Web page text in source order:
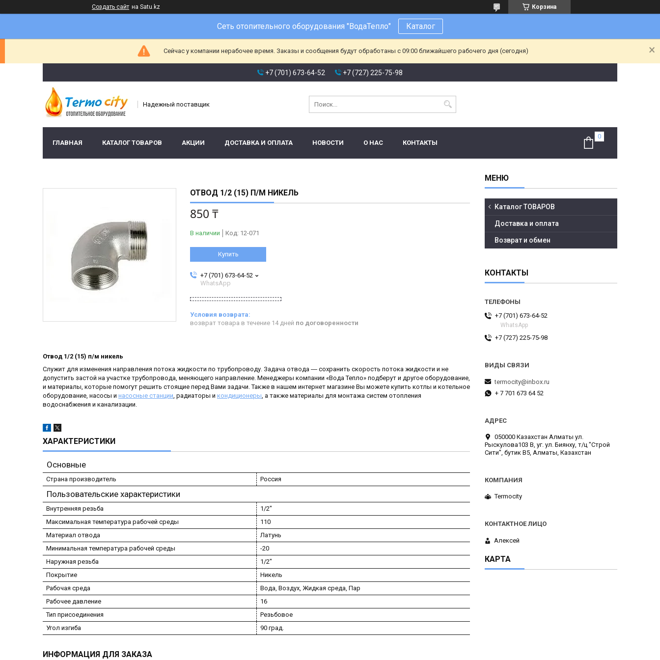
Создать сайт на Satu.kz Корзина
Сеть отопительного оборудования "ВодаТепло" Каталог
Сейчас у компании нерабочее время. Заказы и сообщения будут обработаны с 09:00 ближайшего рабочего дня (сегодня)
+7 (701) 673-64-52 +7 (727) 225-75-98
Надежный поставщик
ГЛАВНАЯ КАТАЛОГ ТОВАРОВ АКЦИИ ДОСТАВКА И ОПЛАТА НОВОСТИ О НАС КОНТАКТЫ
ОТВОД 1/2 (15) П/М НИКЕЛЬ
850 ₸
В наличии Код: 12-071
Купить
+7 (701) 673-64-52
WhatsApp
возврат товара в течение 14 дней по договоренности
Отвод 1/2 (15) п/м никель
Служит для изменения направления потока жидкости по трубопроводу. Задача отвода ― сохранить скорость потока жидкости и не
допустить застой на участке трубопровода, меняющего направление. Менеджеры компании «Вода Тепло» подберут и другое оборудование,
и материалы, которые помогут решить стоящие перед Вами задачи. Также в нашем интернет магазине Вы можете купить котлы и котельное
оборудование, насосы и насосные станции, радиаторы и кондиционеры, а также материалы для монтажа систем отопления
водоснабжения и канализации.
ХАРАКТЕРИСТИКИ
Основные
Страна производитель Россия
Пользовательские характеристики
Внутренняя резьба
1/2"
Максимальная температура рабочей среды
110
Материал отвода
Латунь
Минимальная температура рабочей среды
-20
Наружная резьба
1/2"
Покрытие
Никель
Рабочая среда
Вода, Воздух, Жидкая среда, Пар
Рабочее давление
16
Тип присоединения
Резьбовое
Угол изгиба
90 град.
ИНФОРМАЦИЯ ДЛЯ ЗАКАЗА
Каталог ТОВАРОВ
Доставка и оплата
Возврат и обмен
КОНТАКТЫ
+7 (701) 673-64-52
WhatsApp
+7 (727) 225-75-98
termocity@inbox.ru
+ 7 701 673 64 52
050000 Казахстан Алматы ул.
Рыскулова103 В, уг. ул. Биянху, т/ц "Строй
Сити", бутик В5, Алматы, Казахстан
Termocity
Алексей
КАРТА